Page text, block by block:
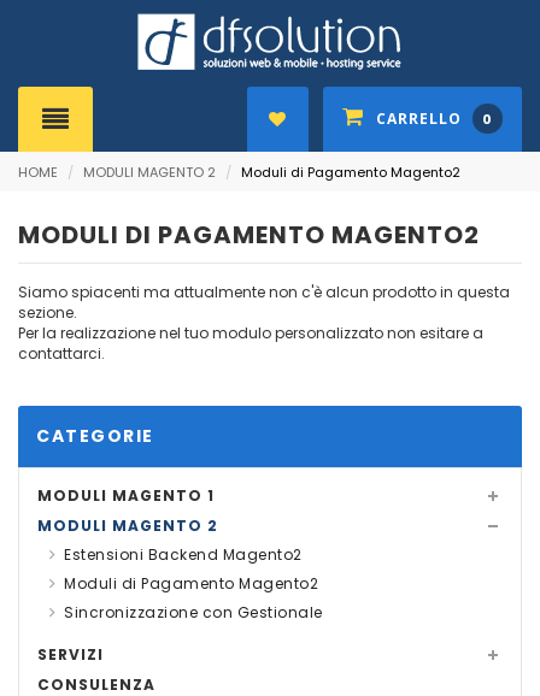
CARRELLO 0
HOME / MODULI MAGENTO 2 / Moduli di Pagamento Magento2
MODULI DI PAGAMENTO MAGENTO2
Siamo spiacenti ma attualmente non c'è alcun prodotto in questa
sezione.
Per la realizzazione nel tuo modulo personalizzato non esitare a
contattarci.
CATEGORIE
MODULI MAGENTO 1
MODULI MAGENTO 2
Estensioni Backend Magento2
Moduli di Pagamento Magento2
Sincronizzazione con Gestionale
SERVIZI
CONSULENZA